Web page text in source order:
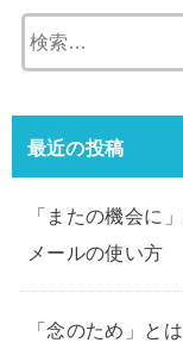
最近の投稿
「またの機会に
メールの使い方
「念のため」と